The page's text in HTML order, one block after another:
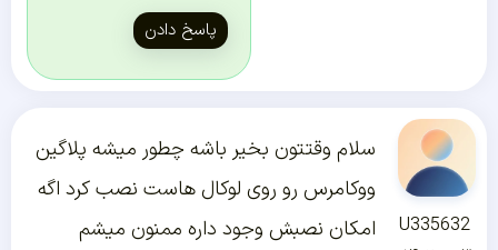
پاسخ دادن
U335632
سلام وقتتون بخیر باشه چطور میشه پلاگین
ووکامرس رو روی لوکال هاست نصب کرد اگه
امکان نصبش وجود داره ممنون میشم